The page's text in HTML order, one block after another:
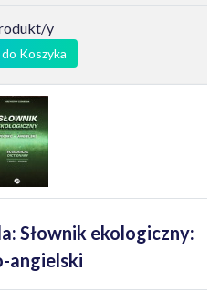
y
Koszyka
Słownik ekologiczny:
angielski